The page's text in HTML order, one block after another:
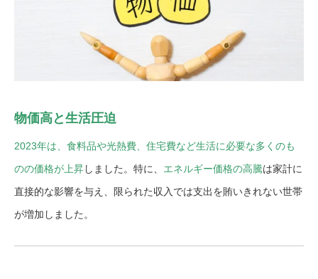
物価高と生活圧迫
2023年は、食料品や光熱費、住宅費など生活に必要な多くのも
のの価格が上昇しました。特に、 エネルギー価格の高騰は家計に
直接的な影響を与え、限られた収入では支出を賄いきれない世帯
が増加しました。